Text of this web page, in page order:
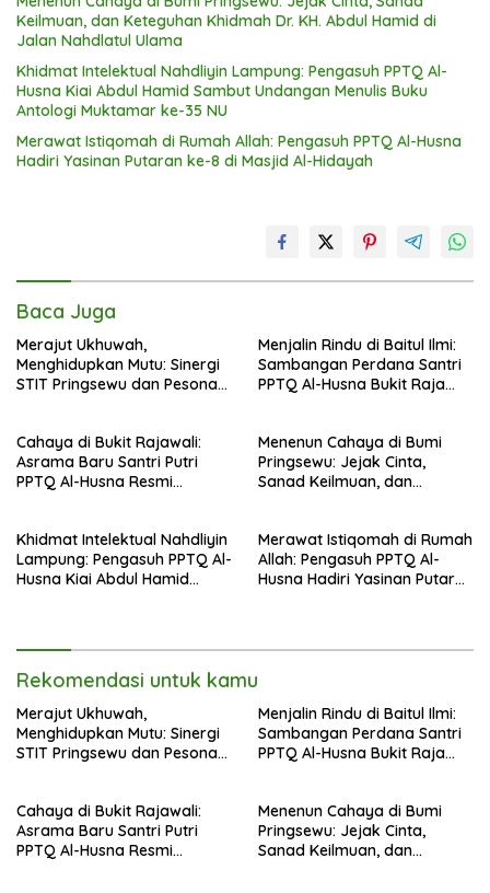
Keilmuan, dan Keteguhan Khidmah Dr. KH. Abdul Hamid di
Jalan Nahdlatul Ulama
Khidmat Intelektual Nahdliyin Lampung: Pengasuh PPTQ Al-
Husna Kiai Abdul Hamid Sambut Undangan Menulis Buku
Antologi Muktamar ke-35 NU
Merawat Istiqomah di Rumah Allah: Pengasuh PPTQ Al-Husna
Hadiri Yasinan Putaran ke-8 di Masjid Al-Hidayah
Baca Juga
Merajut Ukhuwah,
Menghidupkan Mutu: Sinergi
STIT Pringsewu dan Pesona
Menjalin Rindu di Baitul Ilmi:
Sambangan Perdana Santri
PPTQ Al-Husna Bukit Raja
Suci
Cahaya di Bukit Rajawali:
Asrama Baru Santri Putri
PPTQ Al-Husna Resmi
Menenun Cahaya di Bumi
Pringsewu: Jejak Cinta,
Sanad Keilmuan, dan
Nahdlatul Ulama
Khidmat Intelektual Nahdliyin
Lampung: Pengasuh PPTQ Al-
Husna Kiai Abdul Hamid
Merawat Istiqomah di Rumah
Allah: Pengasuh PPTQ Al-
Husna Hadiri Yasinan Putaran
Rekomendasi untuk kamu
Merajut Ukhuwah,
Menghidupkan Mutu: Sinergi
STIT Pringsewu dan Pesona
Menjalin Rindu di Baitul Ilmi:
Sambangan Perdana Santri
PPTQ Al-Husna Bukit Raja
Suci
Cahaya di Bukit Rajawali:
Asrama Baru Santri Putri
PPTQ Al-Husna Resmi
Menenun Cahaya di Bumi
Pringsewu: Jejak Cinta,
Sanad Keilmuan, dan